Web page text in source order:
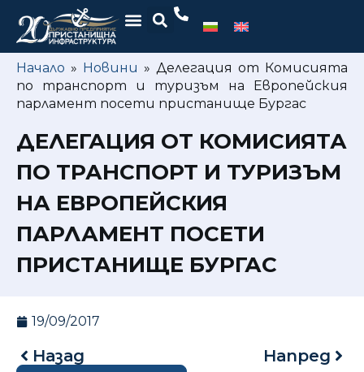
Начало » Новини » Делегация от Комисията
по транспорт и туризъм на Европейския
парламент посети пристанище Бургас
ДЕЛЕГАЦИЯ ОТ КОМИСИЯТА
ПО ТРАНСПОРТ И ТУРИЗЪМ
НА ЕВРОПЕЙСКИЯ
ПАРЛАМЕНТ ПОСЕТИ
ПРИСТАНИЩЕ БУРГАС
19/09/2017
Назад Напред